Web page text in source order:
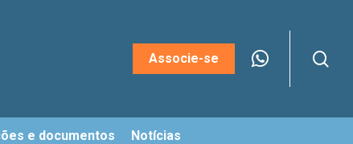
Associe-se
e documentos Notícias